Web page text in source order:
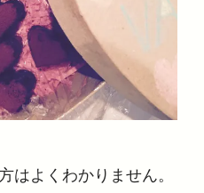
はよくわかりません。